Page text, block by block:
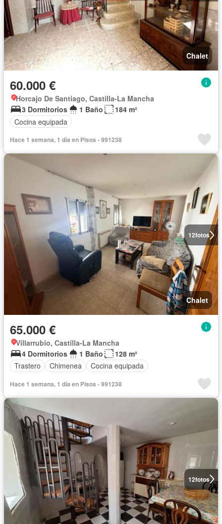
Chalet
60.000 €
Horcajo De Santiago, Castilla-La Mancha
3 Dormitorios
1 Baño
184 m²
Cocina equipada
Hace 1 semana, 1 día en Pisos - 991238
12fotos
Chalet
65.000 €
Villarrubio, Castilla-La Mancha
4 Dormitorios
1 Baño
128 m²
Trastero
Chimenea Cocina equipada
Hace 1 semana, 1 día en Pisos - 991238
12fotos